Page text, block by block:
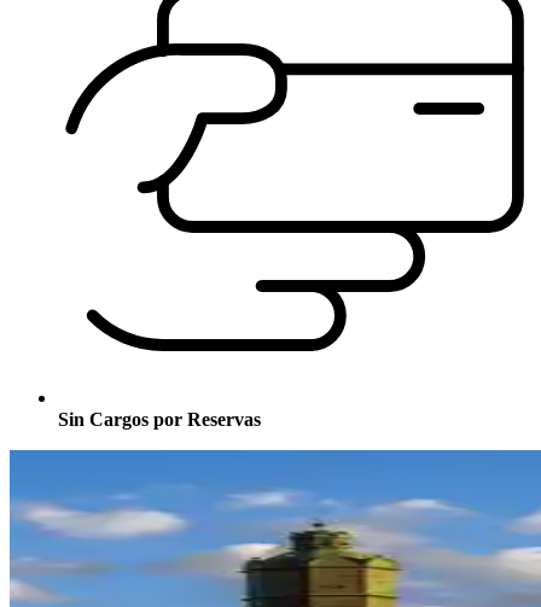
Sin Cargos por Reservas